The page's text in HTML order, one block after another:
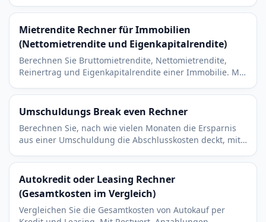
und Versicherung.
Mietrendite Rechner für Immobilien
(Nettomietrendite und Eigenkapitalrendite)
Berechnen Sie Bruttomietrendite, Nettomietrendite,
Reinertrag und Eigenkapitalrendite einer Immobilie. Mit
Umschuldungs Break even Rechner
Berechnen Sie, nach wie vielen Monaten die Ersparnis
aus einer Umschuldung die Abschlusskosten deckt, mit
Autokredit oder Leasing Rechner
(Gesamtkosten im Vergleich)
Vergleichen Sie die Gesamtkosten von Autokauf per